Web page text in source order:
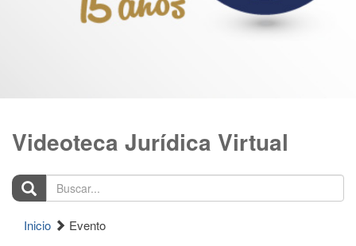
Videoteca Jurídica Virtual
Buscar...
Inicio Evento